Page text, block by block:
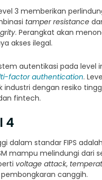
3 memberikan
tamper resistance
. Perangkat akan
akses ilegal.
autentikasi pada level
factor authentication.
industri dengan resiko
fintech.
4
dalam standar FIPS
mampu melindungi dari
voltage attack,
canggih.